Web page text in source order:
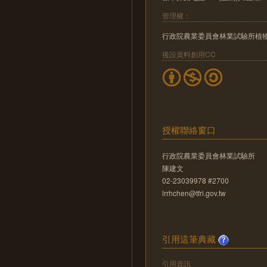
管理權：
行政院農業委員會林業試驗所植
後設資料創用CC
授權聯絡窗口
行政院農業委員會林業試驗所
陳建文
02-23039978 #2700
lrrhchen@tfri.gov.tw
引用這筆典藏
引用資訊